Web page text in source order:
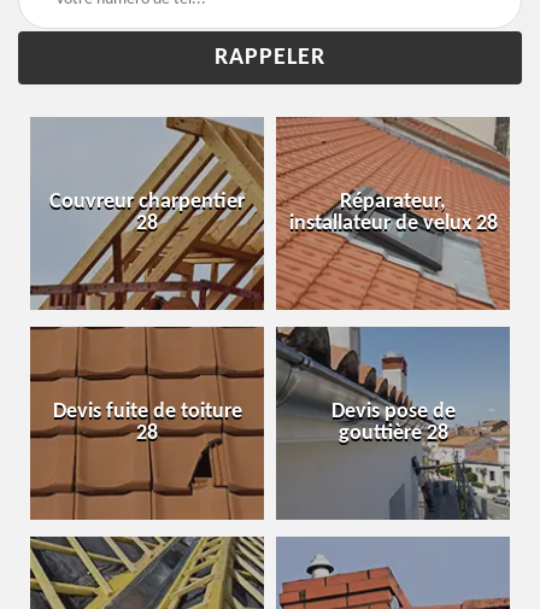
Couvreur charpentier
28
Réparateur,
installateur de velux 28
Devis fuite de toiture
28
Devis pose de
gouttière 28